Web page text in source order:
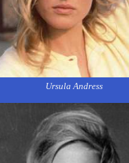
Ursula Andress